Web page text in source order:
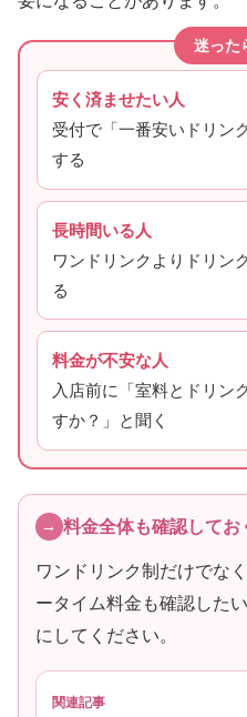
迷った
安く済ませたい人
受付で「一番安いドリン
する
長時間いる人
ワンドリンクよりドリン
る
料金が不安な人
入店前に「室料とドリン
すか？」と聞く
料金全体も確認してお
ワンドリンク制だけでな
ータイム料金も確認した
にしてください。
関連記事